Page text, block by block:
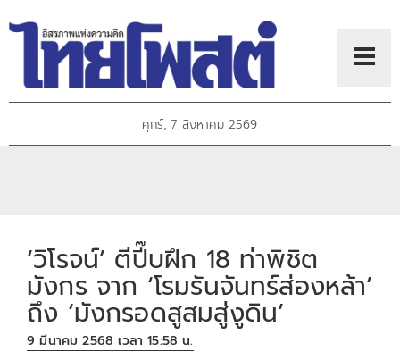
ศุกร์, 7 สิงหาคม 2569
‘วิโรจน์’ ตีปี๊บฝึก 18 ท่าพิชิต
มังกร จาก ‘โรมรันจันทร์ส่องหล้า’
ถึง ‘มังกรอดสูสมสู่งูดิน’
9 มีนาคม 2568 เวลา 15:58 น.